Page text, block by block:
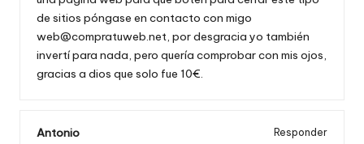
de sitios póngase en contacto con migo
web@compratuweb.net, por desgracia yo también
invertí para nada, pero quería comprobar con mis ojos,
gracias a dios que solo fue 10€.
Antonio
Responder